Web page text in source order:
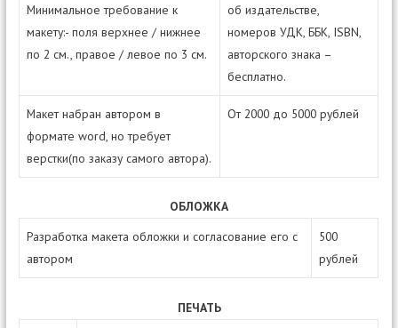
Минимальное требование к
макету:- поля верхнее / нижнее
по 2 см., правое / левое по 3 см.
об издательстве,
номеров УДК, ББК, ISBN,
авторского знака –
бесплатно.
Макет набран автором в
формате word, но требует
верстки(по заказу самого автора).
От 2000 до 5000 рублей
ОБЛОЖКА
Разработка макета обложки и согласование его с
автором
500
рублей
ПЕЧАТЬ